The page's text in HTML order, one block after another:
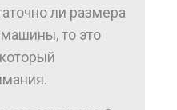
ли размера
то это